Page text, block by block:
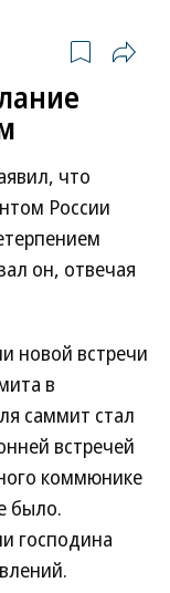
что
России
он, отвечая
новой встречи
в
саммит стал
встречей
коммюнике
было.
господина